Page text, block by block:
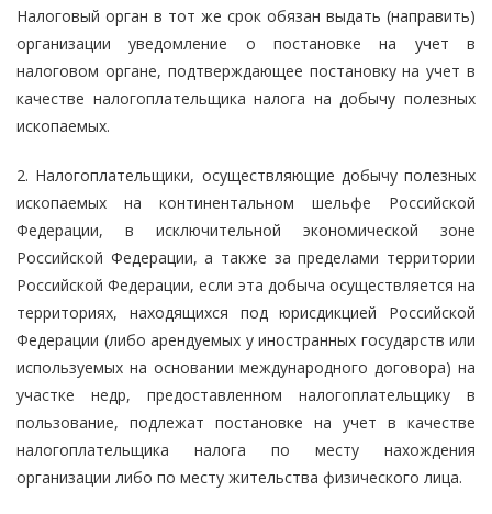
Налоговый орган в тот же срок обязан выдать (направить)
организации уведомление о постановке на учет в
налоговом органе, подтверждающее постановку на учет в
качестве налогоплательщика налога на добычу полезных
ископаемых.
2. Налогоплательщики, осуществляющие добычу полезных
ископаемых на континентальном шельфе Российской
Федерации, в исключительной экономической зоне
Российской Федерации, а также за пределами территории
Российской Федерации, если эта добыча осуществляется на
территориях, находящихся под юрисдикцией Российской
Федерации (либо арендуемых у иностранных государств или
используемых на основании международного договора) на
участке недр, предоставленном налогоплательщику в
пользование, подлежат постановке на учет в качестве
налогоплательщика налога по месту нахождения
организации либо по месту жительства физического лица.